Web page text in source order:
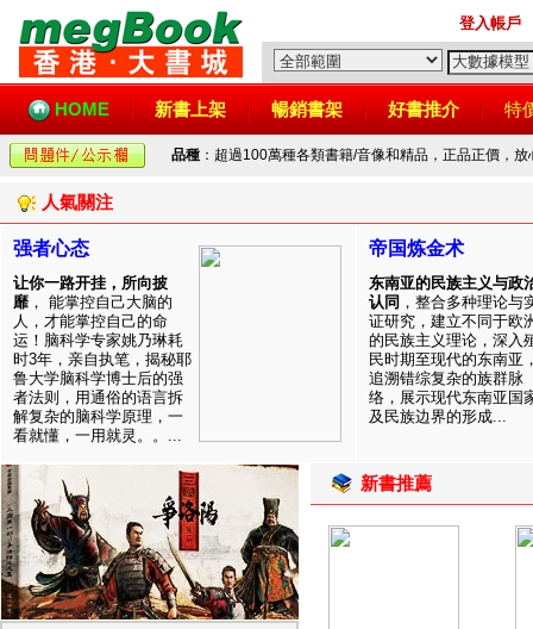
登入帳戶
HOME 新書上架 暢銷書架 好書推介 特
品種 ：超過100萬種各類書籍/音像和精品，正品正價，
人氣關注
强者心态
让你一路开挂，所向披
靡 ， 能掌控自己大脑的
人，才能掌控自己的命
运！脑科学专家姚乃琳耗
时3年，亲自执笔，揭秘耶
鲁大学脑科学博士后的强
者法则，用通俗的语言拆
解复杂的脑科学原理，一
看就懂，一用就灵。。...
帝国炼金术
东南亚的民族主义与政
认同 ，整合多种理论与
证研究，建立不同于欧
的民族主义理论，深入
民时期至现代的东南亚
追溯错综复杂的族群脉
络，展示现代东南亚国
及民族边界的形成...
新書推薦